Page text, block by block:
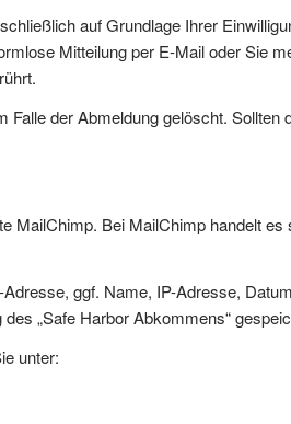
auf Grundlage Ihrer
Mitteilung per E-Mail oder Sie
der Abmeldung gelöscht.
MailChimp. Bei MailChimp handelt
ggf. Name, IP-Adresse,
„Safe Harbor Abkommens“
unter: